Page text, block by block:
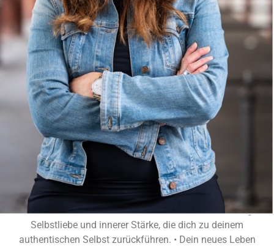
WAS WIRST DU LERNEN?
• Erkenne toxische Beziehungen: Lerne die häufigsten
Warnsignale zu identifizieren und erkenne, wann du in einer
ungesunden Beziehung gefangen bist und löse sie.
• Heilung beginnen: Entwickle Strategien, um emotionale
Wunden zu heilen und dein inneres Gleichgewicht
wiederzufinden.
• Setze gesunde Grenzen: Lerne, wie du Grenzen setzt und
respektierst – sowohl in bestehenden Beziehungen als auch für
zukünftige.
• Stärke dein Selbstbewusstsein: Baue das Vertrauen in dich
selbst auf, um deine Entscheidungen selbstbestimmt zu treffen
und dich von der Meinung anderer zu lösen.
• Selbstliebe aktivieren: Entdecke Techniken zur Förderung von
Selbstliebe und innerer Stärke, die dich zu deinem
authentischen Selbst zurückführen. • Dein neues Leben